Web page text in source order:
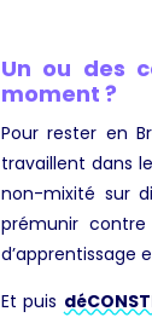
Un ou des
moment ?
Pour rester en
travaillent dans
non-mixité sur
prémunir
d’apprentissage
Et puis